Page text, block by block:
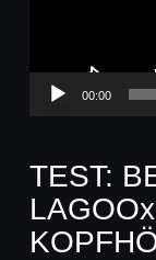
00:00
TEST: